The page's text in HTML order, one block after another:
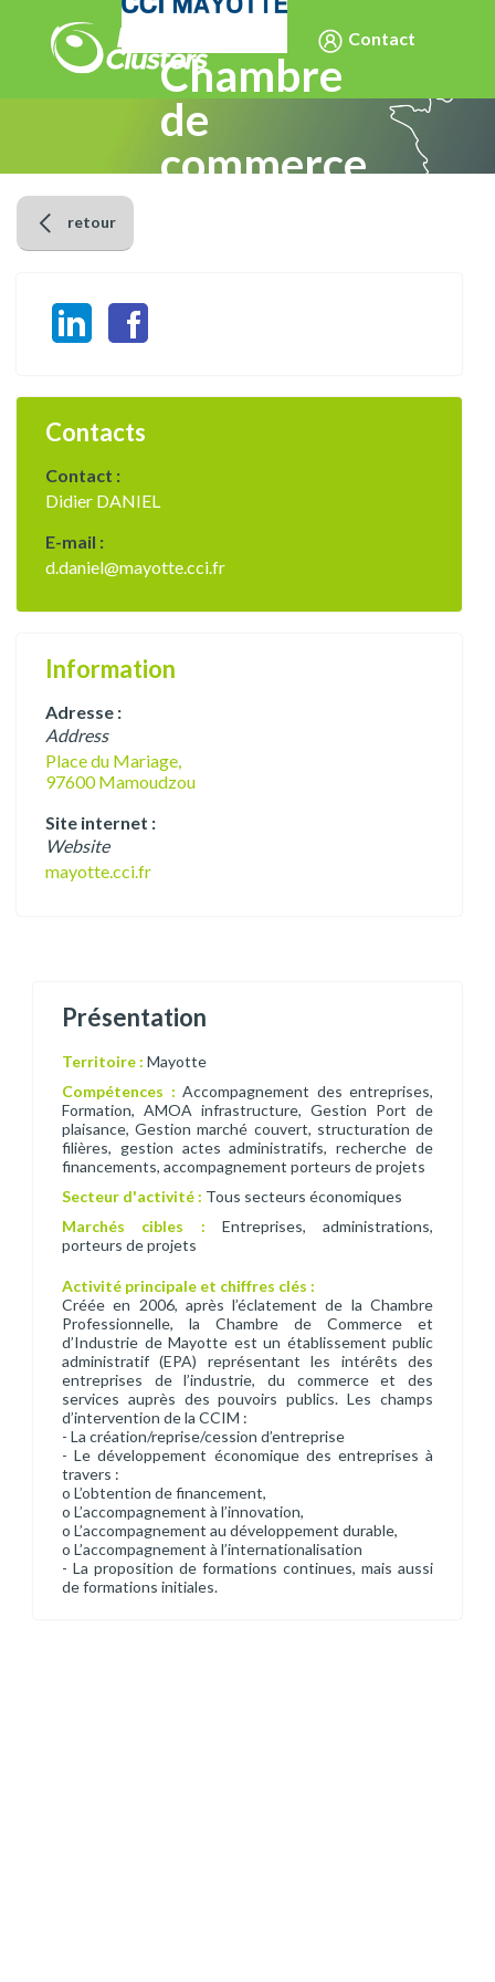
Contact
Chambre
de
commerce
retour
Contacts
Contact :
Didier DANIEL
E-mail :
d.daniel@mayotte.cci.fr
Information
Adresse :
Address
Place du Mariage,
97600 Mamoudzou
Site internet :
Website
mayotte.cci.fr
Présentation
Territoire : Mayotte
Compétences : Accompagnement des entreprises,
Formation, AMOA infrastructure, Gestion Port de
plaisance, Gestion marché couvert, structuration de
filières, gestion actes administratifs, recherche de
financements, accompagnement porteurs de projets
Secteur d'activité : Tous secteurs économiques
Marchés cibles : Entreprises, administrations,
porteurs de projets
Activité principale et chiffres clés :
Créée en 2006, après l’éclatement de la Chambre
Professionnelle, la Chambre de Commerce et
d’Industrie de Mayotte est un établissement public
administratif (EPA) représentant les intérêts des
entreprises de l’industrie, du commerce et des
services auprès des pouvoirs publics. Les champs
d’intervention de la CCIM :
- La création/reprise/cession d’entreprise
- Le développement économique des entreprises à
travers :
o L’obtention de financement,
o L’accompagnement à l’innovation,
o L’accompagnement au développement durable,
o L’accompagnement à l’internationalisation
- La proposition de formations continues, mais aussi
de formations initiales.